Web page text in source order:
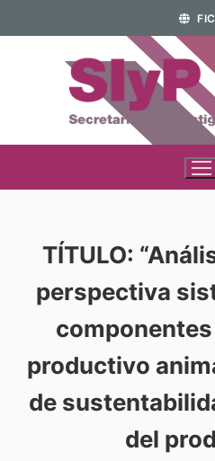
TÍTULO:
perspectiva
productivo
de
del